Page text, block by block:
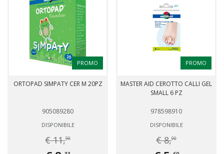
PROMO
ORTOPAD SIMPATY CER M 20PZ
905089280
DISPONIBILE
€ 11,90
PROMO
MASTER AID CEROTTO CALLI GEL
SMALL 6 PZ
978598910
DISPONIBILE
€ 8,00